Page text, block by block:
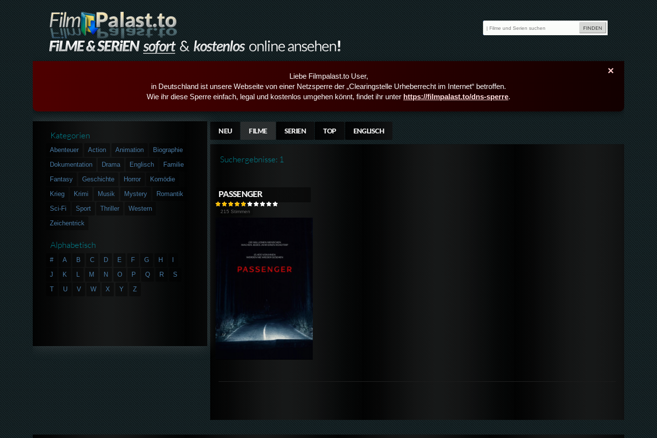
×
Liebe Filmpalast.to User,
in Deutschland ist unsere Webseite von einer Netzsperre der „Clearingstelle Urheberrecht im Internet“ betroffen.
Wie ihr diese Sperre einfach, legal und kostenlos umgehen könnt, findet ihr unter https://filmpalast.to/dns-sperre.
NEU FILME SERIEN TOP ENGLISCH
Suchergebnisse: 1
PASSENGER
215 Stimmen
Kategorien
Abenteuer Action Animation
Biographie
Dokumentation
Drama Englisch
Familie
Fantasy
Geschichte Horror
Komödie
Krieg
Krimi Musik Mystery
Romantik
Sci-Fi
Sport Thriller
Western
Zeichentrick
Alphabetisch
# A B C D E F G H
J
K L M N O P Q R
S
T
U V W X Y Z